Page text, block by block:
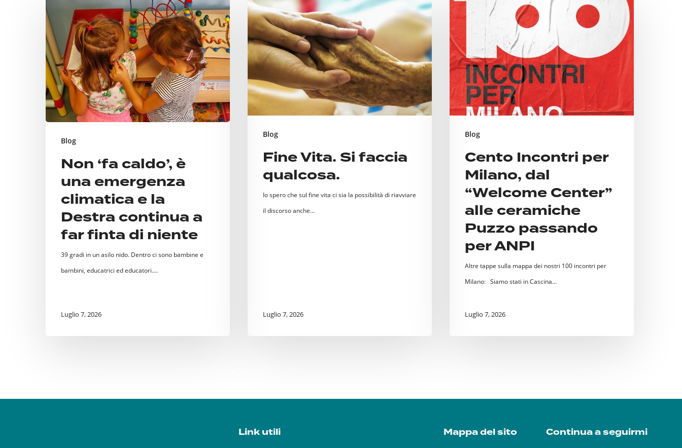
Blog
‘fa
caldo’,
è
una
emergenza
climatica
e
la
Destra
continua
finta
niente
Non ‘fa caldo’, è
una emergenza
climatica e la
Destra continua a
far finta di niente
39 gradi in un asilo nido. Dentro ci sono bambine e
bambini, educatrici ed educatori.…
Luglio 7, 2026
Blog
Vita.
Si
faccia
qualcosa.
Fine Vita. Si faccia
qualcosa.
Io spero che sul fine vita ci sia la possibilità di riavviare
il discorso anche…
Luglio 7, 2026
Blog
Incontri
per
Milano,
dal
“Welcome
Center”
alle
Puzzo
passando
ANPI
Cento Incontri per
Milano, dal
“Welcome Center”
alle ceramiche
Puzzo passando
per ANPI
Altre tappe sulla mappa dei nostri 100 incontri per
Milano: Siamo stati in Cascina…
Luglio 7, 2026
Link utili Mappa del sito Continua a seguirmi